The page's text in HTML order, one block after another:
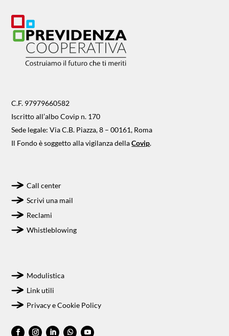
C.F. 97979660582
Iscritto all’albo Covip n. 170
Sede legale: Via C.B. Piazza, 8 – 00161, Roma
Il Fondo è soggetto alla vigilanza dellaCovip.
Call center
Scrivi una mail
Reclami
Whistleblowing
Modulistica
Link utili
Privacy e Cookie Policy